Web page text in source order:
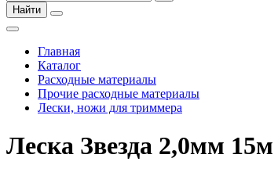
Найти
Главная
Каталог
Расходные материалы
Прочие расходные материалы
Лески, ножи для триммера
Леска Звезда 2,0мм